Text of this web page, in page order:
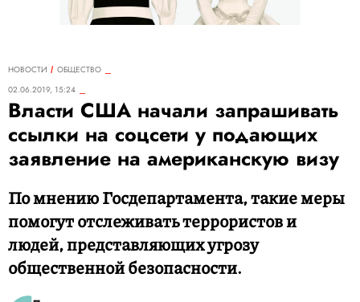
НОВОСТИ
ОБЩЕСТВО
02.06.2019, 15:24
Власти США начали запрашивать
ссылки на соцсети у подающих
заявление на американскую визу
По мнению Госдепартамента, такие меры
помогут отслеживать террористов и
людей, представляющих угрозу
общественной безопасности.